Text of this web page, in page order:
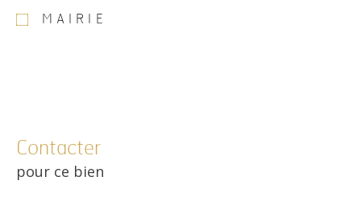
MAIRIE
Contacter
pour ce bien